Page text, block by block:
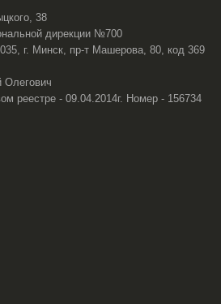
38
дирекции №700
г. Минск, пр-т Машерова, 80, код 369
Олегович
реестре - 09.04.2014г. Номер - 156734